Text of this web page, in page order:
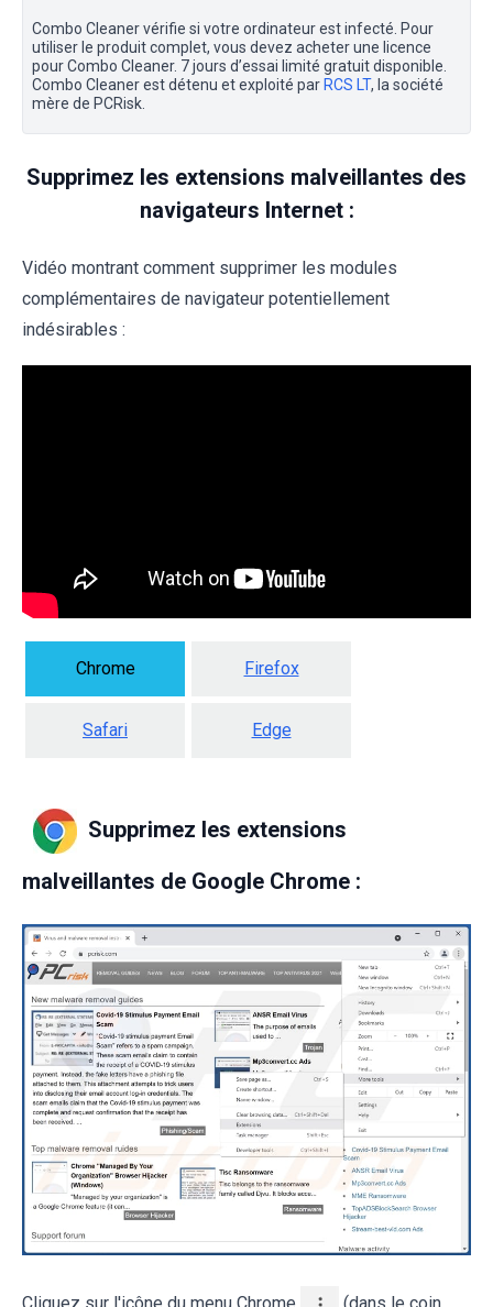
Combo Cleaner vérifie si votre ordinateur est infecté. Pour
utiliser le produit complet, vous devez acheter une licence
pour Combo Cleaner. 7 jours d’essai limité gratuit disponible.
Combo Cleaner est détenu et exploité par RCS LT, la société
mère de PCRisk.
Supprimez les extensions malveillantes des
navigateurs Internet :
Vidéo montrant comment supprimer les modules
complémentaires de navigateur potentiellement
indésirables :
Chrome Firefox
Safari Edge
Supprimez les extensions
malveillantes de Google Chrome :